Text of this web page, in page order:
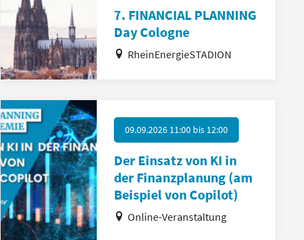
7. FINANCIAL PLANNING
Day Cologne
RheinEnergieSTADION
09.09.2026 11:00 bis 12:00
Der Einsatz von KI in
der Finanzplanung (am
Beispiel von Copilot)
Online-Veranstaltung